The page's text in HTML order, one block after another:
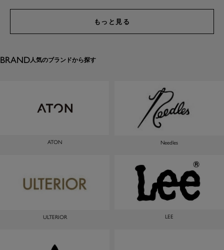
価
ル
価
もっと見る
BRAND人気のブランドから探す
ATON Needles
ULTERIOR LEE